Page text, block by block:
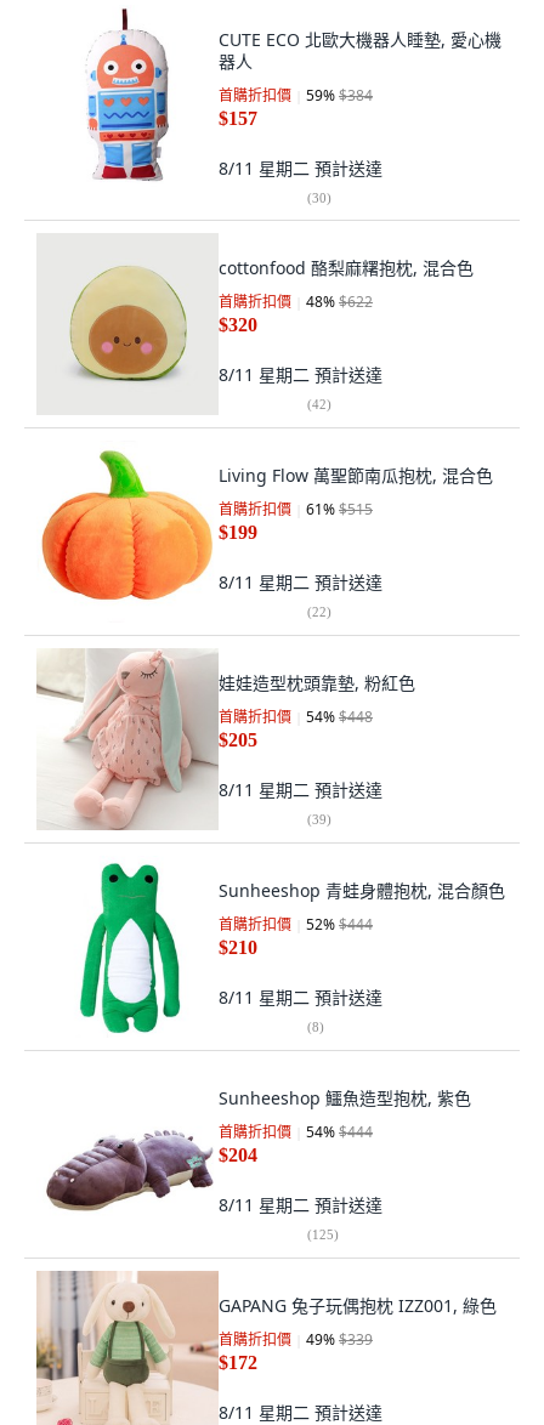
CUTE ECO 北歐大機器人睡墊, 愛心機
器人
首購折扣價 59%$384
$157
8/11 星期二 預計送達
(30)
cottonfood 酪梨麻糬抱枕, 混合色
首購折扣價 48%$622
$320
8/11 星期二 預計送達
(42)
Living Flow 萬聖節南瓜抱枕, 混合色
首購折扣價 61%$515
$199
8/11 星期二 預計送達
(22)
娃娃造型枕頭靠墊, 粉紅色
首購折扣價 54%$448
$205
8/11 星期二 預計送達
(39)
Sunheeshop 青蛙身體抱枕, 混合顏色
首購折扣價 52%$444
$210
8/11 星期二 預計送達
(8)
Sunheeshop 鱷魚造型抱枕, 紫色
首購折扣價 54%$444
$204
8/11 星期二 預計送達
(125)
GAPANG 兔子玩偶抱枕 IZZ001, 綠色
首購折扣價 49%$339
$172
8/11 星期二 預計送達